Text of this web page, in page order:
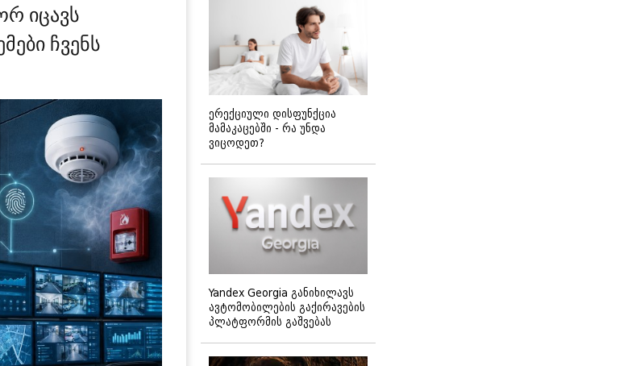
იცავს
ჩვენს
ერექციული დისფუნქცია
მამაკაცებში - რა უნდა
ვიცოდეთ?
Yandex Georgia განიხილავს
ავტომობილების გაქირავების
პლატფორმის გაშვებას